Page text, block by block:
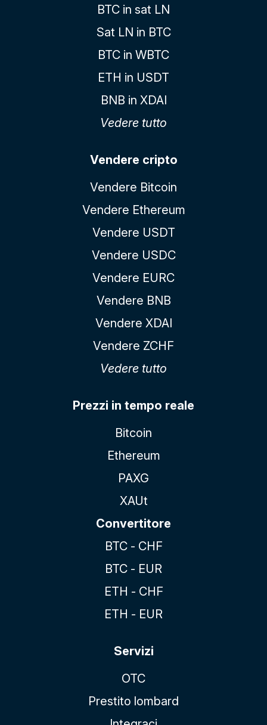
BTC in sat LN
Sat LN in BTC
BTC in WBTC
ETH in USDT
BNB in XDAI
Vedere tutto
Vendere cripto
Vendere Bitcoin
Vendere Ethereum
Vendere USDT
Vendere USDC
Vendere EURC
Vendere BNB
Vendere XDAI
Vendere ZCHF
Vedere tutto
Prezzi in tempo reale
Bitcoin
Ethereum
PAXG
XAUt
Convertitore
BTC - CHF
BTC - EUR
ETH - CHF
ETH - EUR
Servizi
OTC
Prestito lombard